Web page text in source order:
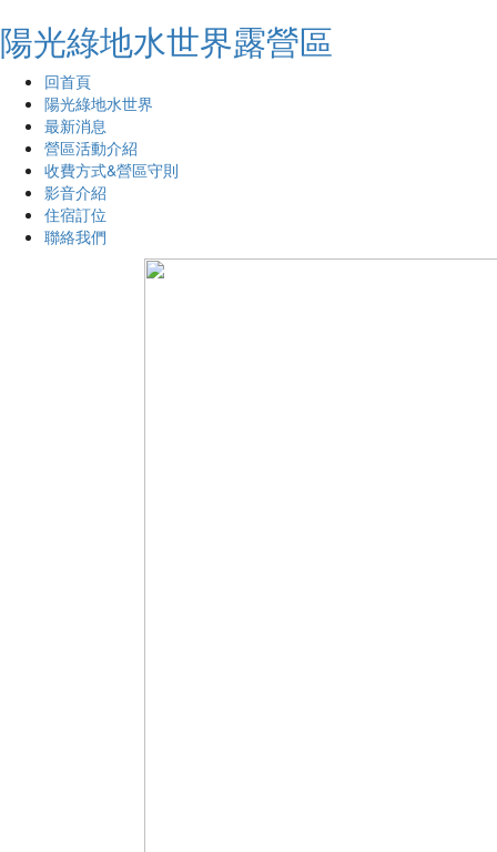
陽光綠地水世界露營區
回首頁
陽光綠地水世界
最新消息
營區活動介紹
收費方式&營區守則
影音介紹
住宿訂位
聯絡我們